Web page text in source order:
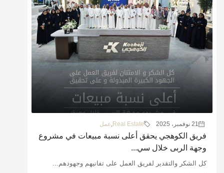
21 نوفمبر، 2025 Real Estate
,عمل
فريق الكوهجي يحقق أعلى نسبة مبيعات في مشروع
وجهة الربى خلال سي...
كل الشكر والتقدير لفريق العمل على تفانيهم وجهودهم...